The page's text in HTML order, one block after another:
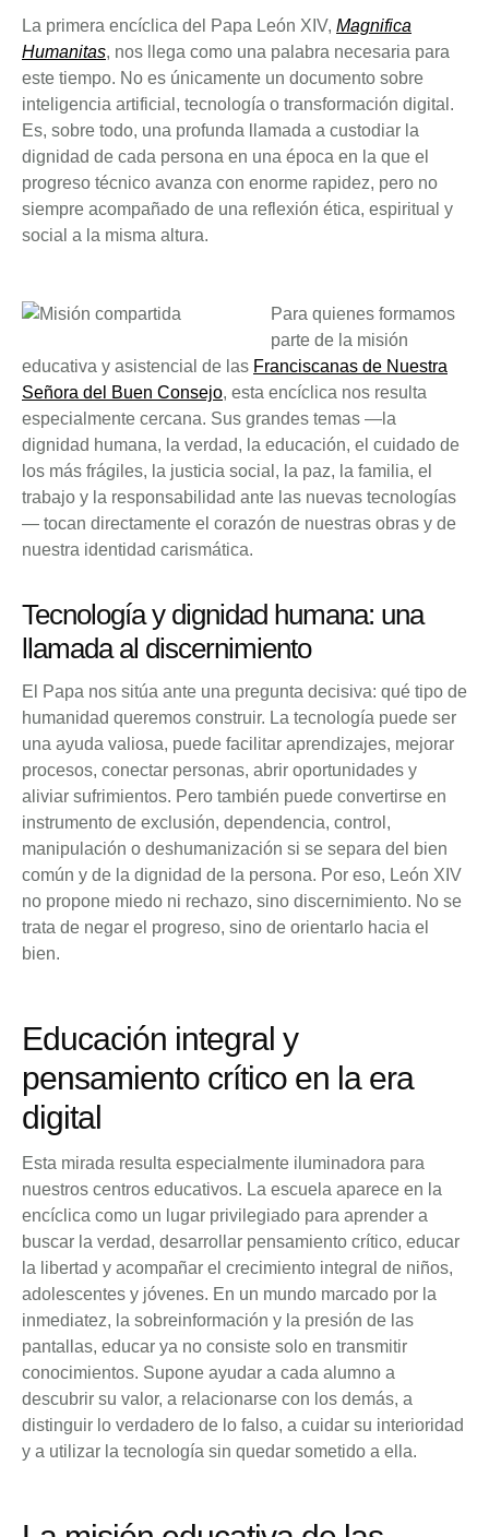
La primera encíclica del Papa León XIV, Magnifica
Humanitas, nos llega como una palabra necesaria para
este tiempo. No es únicamente un documento sobre
inteligencia artificial, tecnología o transformación digital.
Es, sobre todo, una profunda llamada a custodiar la
dignidad de cada persona en una época en la que el
progreso técnico avanza con enorme rapidez, pero no
siempre acompañado de una reflexión ética, espiritual y
social a la misma altura.
Para quienes formamos
parte de la misión
educativa y asistencial de las Franciscanas de Nuestra
Señora del Buen Consejo, esta encíclica nos resulta
especialmente cercana. Sus grandes temas —la
dignidad humana, la verdad, la educación, el cuidado de
los más frágiles, la justicia social, la paz, la familia, el
trabajo y la responsabilidad ante las nuevas tecnologías
— tocan directamente el corazón de nuestras obras y de
nuestra identidad carismática.
Tecnología y dignidad humana: una
llamada al discernimiento
El Papa nos sitúa ante una pregunta decisiva: qué tipo de
humanidad queremos construir. La tecnología puede ser
una ayuda valiosa, puede facilitar aprendizajes, mejorar
procesos, conectar personas, abrir oportunidades y
aliviar sufrimientos. Pero también puede convertirse en
instrumento de exclusión, dependencia, control,
manipulación o deshumanización si se separa del bien
común y de la dignidad de la persona. Por eso, León XIV
no propone miedo ni rechazo, sino discernimiento. No se
trata de negar el progreso, sino de orientarlo hacia el
bien.
Educación integral y
pensamiento crítico en la era
digital
Esta mirada resulta especialmente iluminadora para
nuestros centros educativos. La escuela aparece en la
encíclica como un lugar privilegiado para aprender a
buscar la verdad, desarrollar pensamiento crítico, educar
la libertad y acompañar el crecimiento integral de niños,
adolescentes y jóvenes. En un mundo marcado por la
inmediatez, la sobreinformación y la presión de las
pantallas, educar ya no consiste solo en transmitir
conocimientos. Supone ayudar a cada alumno a
descubrir su valor, a relacionarse con los demás, a
distinguir lo verdadero de lo falso, a cuidar su interioridad
y a utilizar la tecnología sin quedar sometido a ella.